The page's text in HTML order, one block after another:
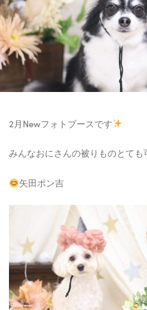
2月Newフォトブースです
みんなおにさんの被りものとても
矢田ポン吉